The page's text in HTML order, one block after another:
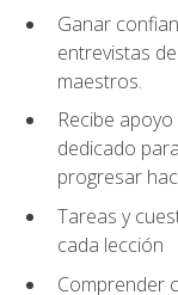
Ganar
entrevistas
maestros.
Recibe
dedicado
progresar
Tareas y
cada lección
Comprender